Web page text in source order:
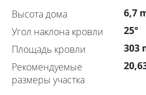
Высота дома
6,7
Угол наклона кровли
25°
Площадь кровли
303
Рекомендуемые
размеры участка